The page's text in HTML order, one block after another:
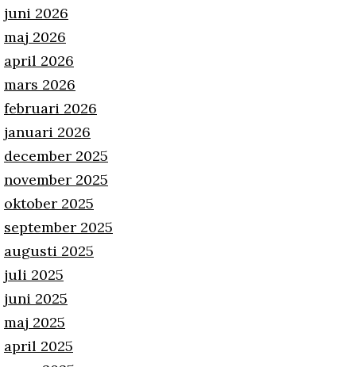
juni 2026
maj 2026
april 2026
mars 2026
februari 2026
januari 2026
december 2025
november 2025
oktober 2025
september 2025
augusti 2025
juli 2025
juni 2025
maj 2025
april 2025